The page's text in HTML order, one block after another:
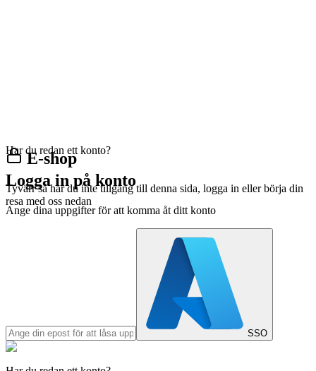
E-shop
Tyvärr så har du inte tillgång till denna sida, logga in eller börja din
resa med oss nedan
Har du redan ett konto?
Logga in på konto
Ange dina uppgifter för att komma åt ditt konto
SSO